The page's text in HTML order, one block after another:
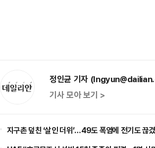
정인균 기자
기사 모아 보기 >
지구촌 덮친 ‘살인 더위’…49도 폭염에 전기도 끊